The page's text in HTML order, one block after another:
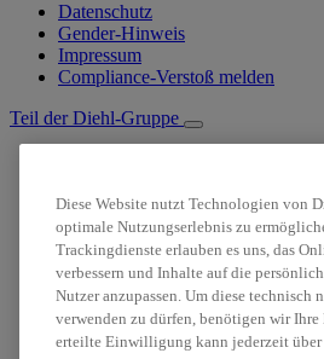
Datenschutz
Gender-Hinweis
Impressum
Compliance-Verstoß melden
Teil der Diehl-Gruppe
Login
Diese Website nutzt Technologien von
optimale Nutzungserlebnis zu
Trackingdienste erlauben es uns, das
verbessern und Inhalte auf die
Nutzer anzupassen. Um diese technisch
verwenden zu dürfen, benötigen wir
erteilte Einwilligung kann jederzeit